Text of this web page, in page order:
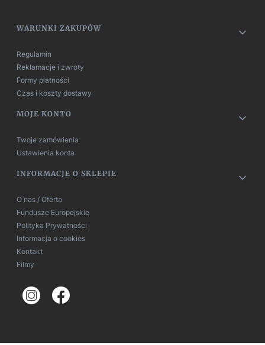
Linki w stopce
WARUNKI ZAKUPÓW
Regulamin
Reklamacje i zwroty
Formy płatności
Czas i koszty dostawy
MOJE KONTO
Twoje zamówienia
Ustawienia konta
INFORMACJE O SKLEPIE
O nas / Oferta
Fundusze Europejskie
Polityka Prywatności
Informacja o cookies
Kontakt
Filmy